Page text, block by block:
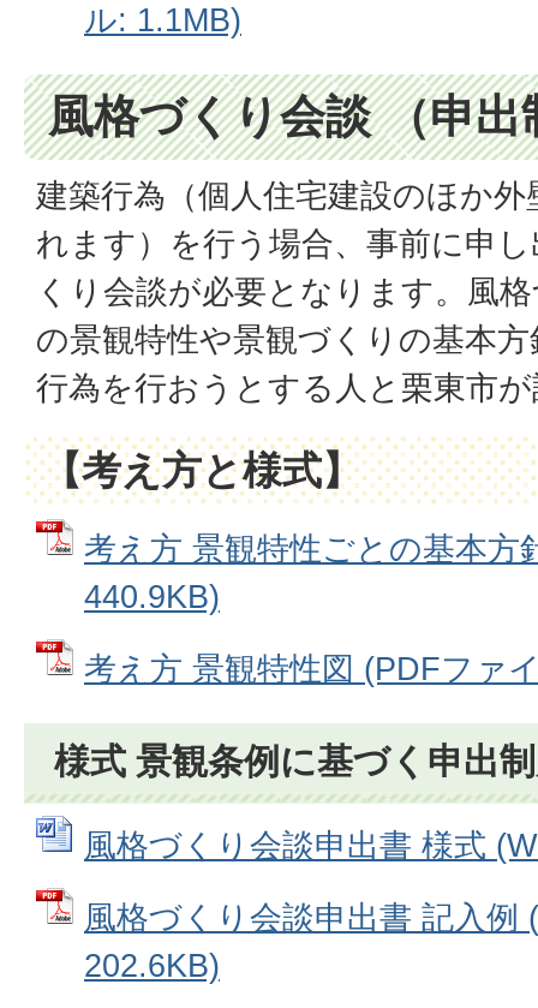
ル: 1.1MB)
風格づくり会談 （申出
建築行為（個人住宅建設のほか
れます）を行う場合、事前に申
くり会談が必要となります。風
の景観特性や景観づくりの基本
行為を行おうとする人と栗東市
【考え方と様式】
考え方 景観特性ごとの基本方
440.9KB)
考え方 景観特性図 (PDFファ
様式 景観条例に基づく申出
風格づくり会談申出書 様式
風格づくり会談申出書 記入例
202.6KB)